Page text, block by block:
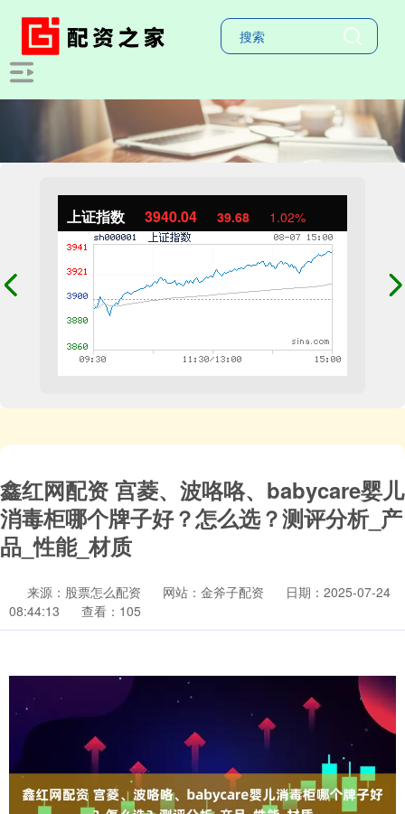
上证指数 3940.04 39.68 1.02%
鑫红网配资 宫菱、波咯咯、babycare婴儿
消毒柜哪个牌子好？怎么选？测评分析_产
品_性能_材质
来源：股票怎么配资 网站：金斧子配资
日期：2025-07-24
08:44:13
查看：105